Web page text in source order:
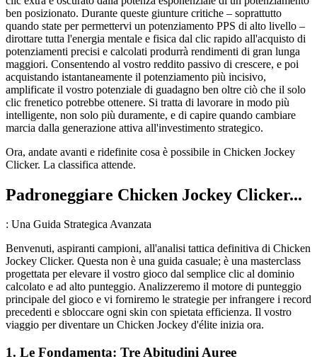
ben posizionato. Durante queste giunture critiche – soprattutto
quando state per permettervi un potenziamento PPS di alto livello –
dirottare tutta l'energia mentale e fisica dal clic rapido all'acquisto di
potenziamenti precisi e calcolati produrrà rendimenti di gran lunga
maggiori. Consentendo al vostro reddito passivo di crescere, e poi
acquistando istantaneamente il potenziamento più incisivo,
amplificate il vostro potenziale di guadagno ben oltre ciò che il solo
clic frenetico potrebbe ottenere. Si tratta di lavorare in modo più
intelligente, non solo più duramente, e di capire quando cambiare
marcia dalla generazione attiva all'investimento strategico.
Ora, andate avanti e ridefinite cosa è possibile in Chicken Jockey
Clicker. La classifica attende.
Padroneggiare Chicken Jockey Clicker...
: Una Guida Strategica Avanzata
Benvenuti, aspiranti campioni, all'analisi tattica definitiva di Chicken
Jockey Clicker. Questa non è una guida casuale; è una masterclass
progettata per elevare il vostro gioco dal semplice clic al dominio
calcolato e ad alto punteggio. Analizzeremo il motore di punteggio
principale del gioco e vi forniremo le strategie per infrangere i record
precedenti e sbloccare ogni skin con spietata efficienza. Il vostro
viaggio per diventare un Chicken Jockey d'élite inizia ora.
1. Le Fondamenta: Tre Abitudini Auree